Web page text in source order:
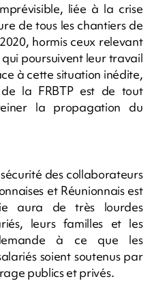
liée à la crise
de tous les chantiers de
hormis ceux relevant
poursuivent leur travail
à cette situation inédite,
la FRBTP est de tout
la propagation du
des collaborateurs
et Réunionnais est
aura de très lourdes
leurs familles et les
à ce que les
soient soutenus par
publics et privés.